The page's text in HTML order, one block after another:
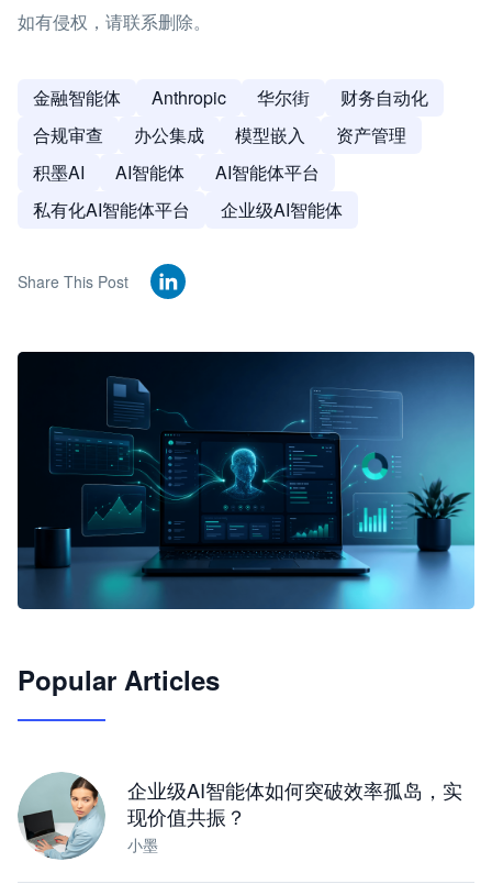
如有侵权，请联系删除。
金融智能体 Anthropic 华尔街
财务自动化
合规审查
办公集成 模型嵌入
资产管理
积墨AI
AI智能体
AI智能体平台
私有化AI智能体平台
企业级AI智能体
Share This Post
JimoClaw 桌面 AI Agent 工作台
Popular Articles
企业级AI智能体如何突破效率孤岛，实
现价值共振？
小墨